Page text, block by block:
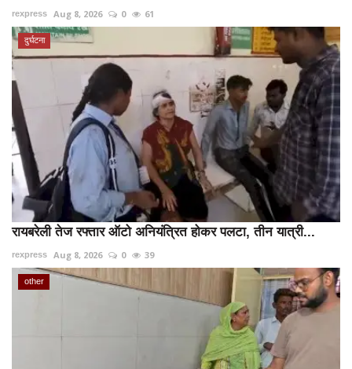
rexpress Aug 8, 2026 0 61
दुर्घटना
रायबरेली तेज रफ्तार ऑटो अनियंत्रित होकर पलटा, तीन यात्री...
rexpress Aug 8, 2026 0 39
other